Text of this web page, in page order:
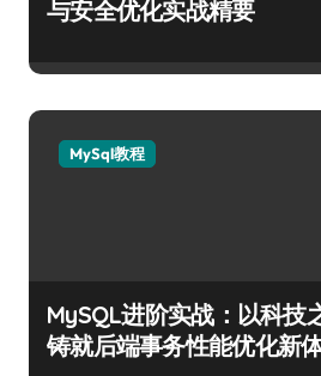
与安全优化实战精要
MySql教程
MySQL进阶实战：以科技
铸就后端事务性能优化新